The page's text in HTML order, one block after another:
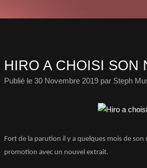
HIRO A CHOISI SON
Publié le 30 Novembre 2019 par Steph
Fort de la parution il y a quelques mois de
promotion avec un nouvel extrait.